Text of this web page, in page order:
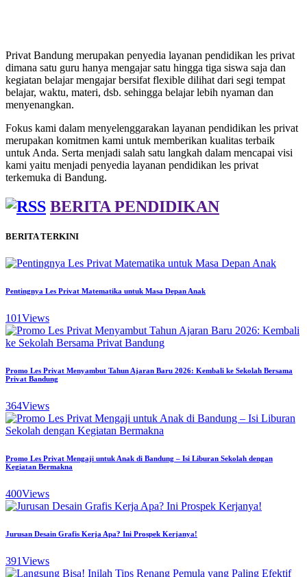
Privat Bandung merupakan penyedia layanan pendidikan les privat
dimana satu guru hanya mengajar satu hingga tiga siswa saja dan
kegiatan belajar mengajar bersifat flexible dilihat dari segi tempat
belajar, waktu, materi, dsb. sehingga belajar lebih nyaman dan
menyenangkan.
Fokus kami dalam menyelenggarakan layanan pendidikan les privat
merupakan komitmen kami untuk memberikan kualitas terbaik
untuk Anda. Serta menjadi salah satu langkah dalam mencapai visi
kami yaitu menjadi penyedia layanan pendidikan les privat
terkemuka di Bandung.
BERITA PENDIDIKAN
BERITA TERKINI
Pentingnya Les Privat Matematika untuk Masa Depan Anak
101Views
Promo Les Privat Menyambut Tahun Ajaran Baru 2026: Kembali ke Sekolah Bersama
Privat Bandung
364Views
Promo Les Privat Mengaji untuk Anak di Bandung – Isi Liburan Sekolah dengan
Kegiatan Bermakna
400Views
Jurusan Desain Grafis Kerja Apa? Ini Prospek Kerjanya!
391Views